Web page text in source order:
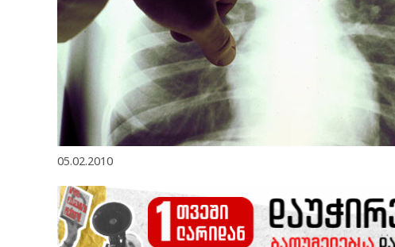
05.02.2010